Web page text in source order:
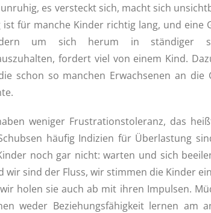
es versteckt sich, macht sich
für manche Kinder richtig lang, und eine
um sich herum in ständiger
fordert viel von einem Kind.
schon so manchen Erwachsenen an die
weniger Frustrationstoleranz, das
häufig Indizien für Überlastung
noch gar nicht: warten und sich
wir sind der Fluss, wir stimmen die Kinder
holen sie auch ab mit ihren Impulsen.
weder Beziehungsfähigkeit lernen am